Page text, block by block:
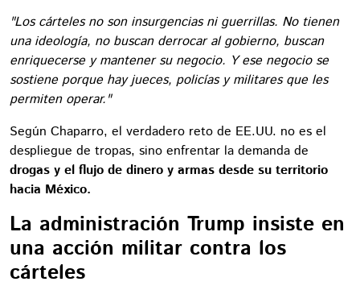
"Los cárteles no son insurgencias ni guerrillas. No tienen
una ideología, no buscan derrocar al gobierno, buscan
enriquecerse y mantener su negocio. Y ese negocio se
sostiene porque hay jueces, policías y militares que les
permiten operar."
Según Chaparro, el verdadero reto de EE.UU. no es el
despliegue de tropas, sino enfrentar la demanda de
drogas y el flujo de dinero y armas desde su territorio
hacia México.
La administración Trump insiste en
una acción militar contra los
cárteles